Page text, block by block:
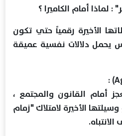
لماذا أمام الكاميرا ؟
الأخيرة رقمياً حتي تكون
يحمل دلالات نفسية عميقة
أمام القانون والمجتمع ،
وسيلتها الأخيرة لامتلاك "زمام